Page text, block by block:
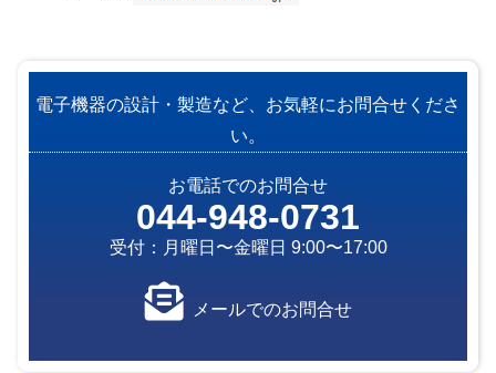
電子機器の設計・製造など、お気軽にお問合せくださ
い。
お電話でのお問合せ
044-948-0731
受付：月曜日〜金曜日 9:00〜17:00
メールでのお問合せ